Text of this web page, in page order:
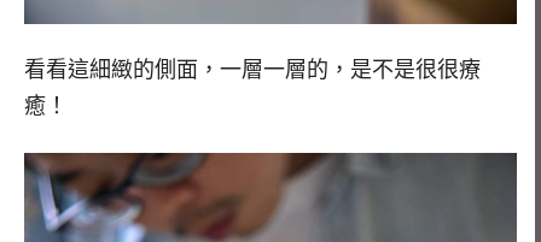
看看這細緻的側面，一層一層的，是不是很很療
癒！